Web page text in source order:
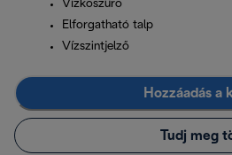
Vízkőszűrő
Elforgatható talp
Vízszintjelző
Hozzáadás a
Tudj meg